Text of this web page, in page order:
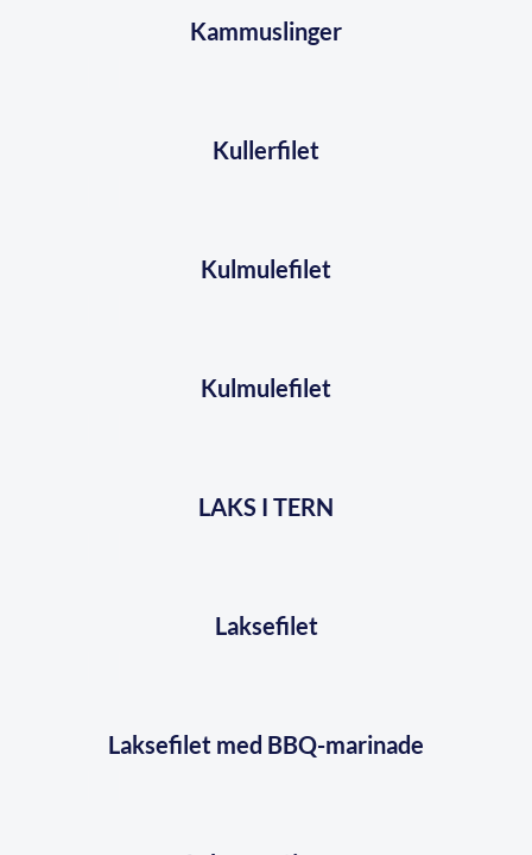
Kammuslinger
Kullerfilet
Kulmulefilet
Kulmulefilet
LAKS I TERN
Laksefilet
Laksefilet med BBQ-marinade